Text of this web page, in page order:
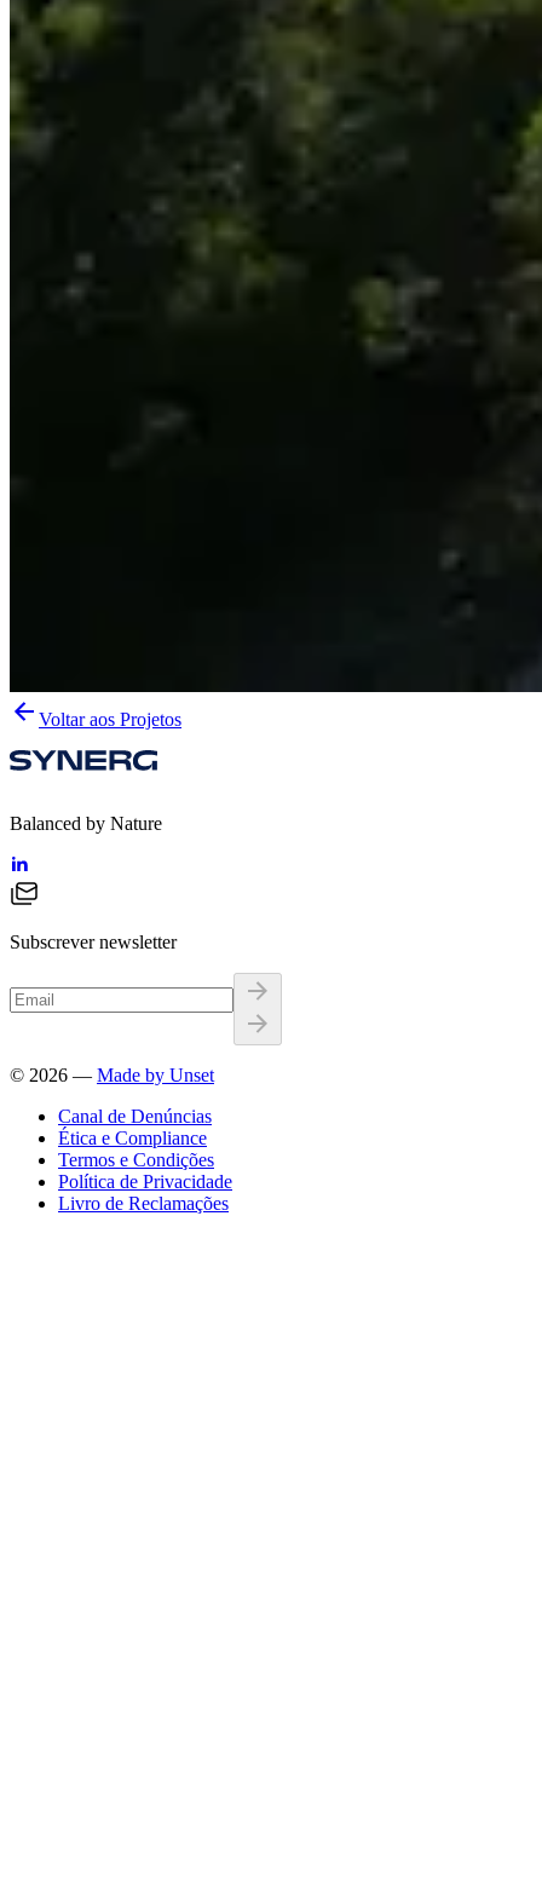
Voltar aos Projetos
Balanced by Nature
Subscrever newsletter
© 2026 — Made by Unset
Canal de Denúncias
Ética e Compliance
Termos e Condições
Política de Privacidade
Livro de Reclamações